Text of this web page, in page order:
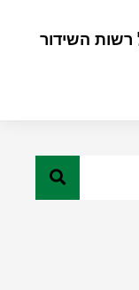
רשות השידור